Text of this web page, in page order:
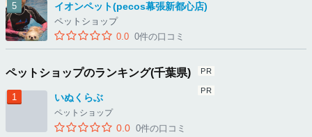
イオンペット(pecos幕張新都心店)
ペットショップ
0.0 0件の口コミ
ペットショップのランキング(千葉県)
いぬくらぶ
ペットショップ
0.0 0件の口コミ